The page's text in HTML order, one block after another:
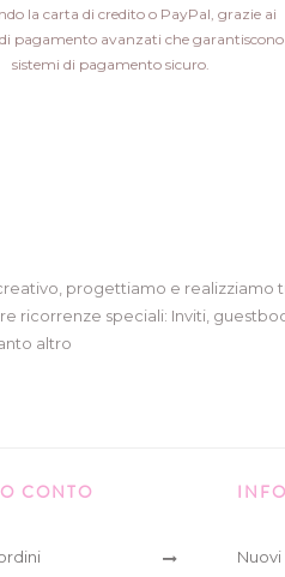
la carta di credito o PayPal, grazie ai
pagamento avanzati che garantiscono
sistemi di pagamento sicuro.
progettiamo e realizziamo
ricorrenze speciali: Inviti,
altro
CONTO